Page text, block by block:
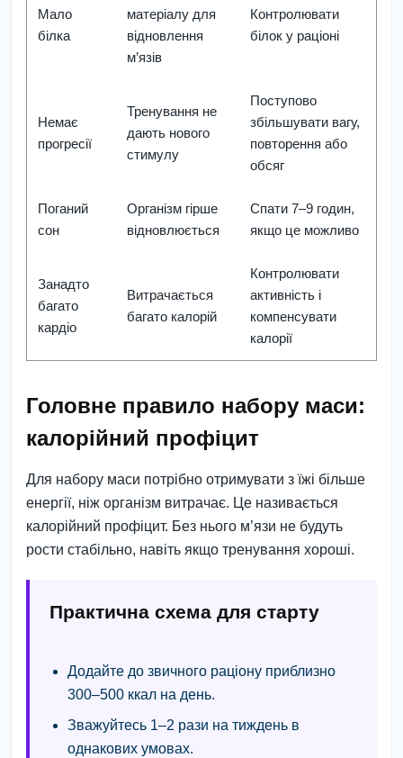
Мало
білка
матеріалу для
відновлення
м’язів
Контролювати
білок у раціоні
Немає
прогресії
Тренування не
дають нового
стимулу
Поступово
збільшувати вагу,
повторення або
обсяг
Поганий
сон
Організм гірше
відновлюється
Спати 7–9 годин,
якщо це можливо
Занадто
багато
кардіо
Витрачається
багато калорій
Контролювати
активність і
компенсувати
калорії
Головне правило набору маси:
калорійний профіцит
Для набору маси потрібно отримувати з їжі більше
енергії, ніж організм витрачає. Це називається
калорійний профіцит. Без нього м’язи не будуть
рости стабільно, навіть якщо тренування хороші.
Практична схема для старту
Додайте до звичного раціону приблизно
300–500 ккал на день.
Зважуйтесь 1–2 рази на тиждень в
однакових умовах.